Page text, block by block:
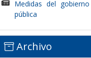
Medidas del
pública
Archivo